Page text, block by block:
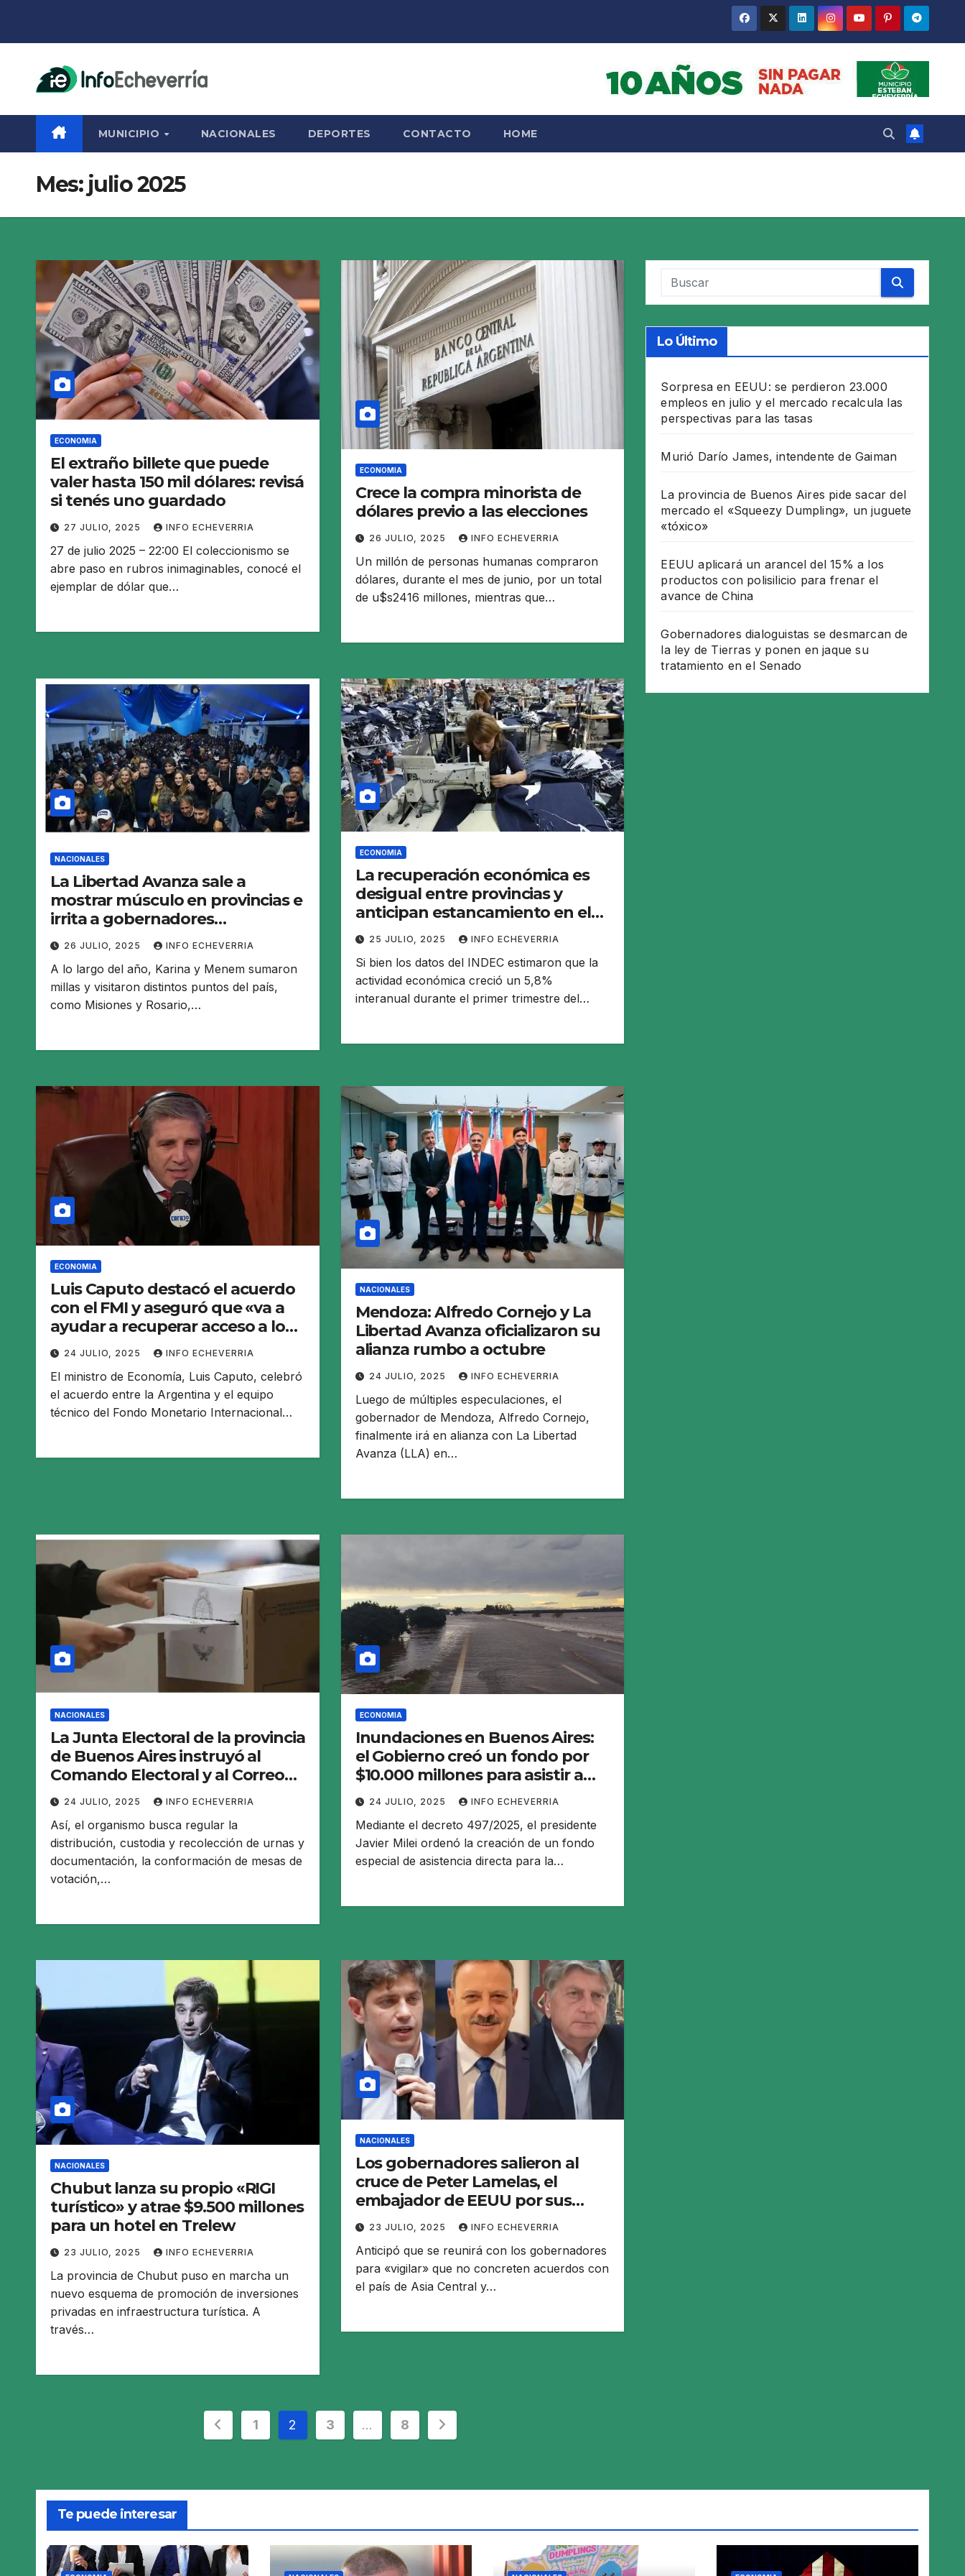
MUNICIPIO NACIONALES DEPORTES CONTACTO HOME
Mes: julio 2025
ECONOMIA
El extraño billete que puede
valer hasta 150 mil dólares: revisá
si tenés uno guardado
27 JULIO, 2025 INFO ECHEVERRIA
27 de julio 2025 – 22:00 El coleccionismo se
abre paso en rubros inimaginables, conocé el
ejemplar de dólar que…
ECONOMIA
Crece la compra minorista de
dólares previo a las elecciones
26 JULIO, 2025 INFO ECHEVERRIA
Un millón de personas humanas compraron
dólares, durante el mes de junio, por un total
de u$s2416 millones, mientras que…
NACIONALES
La Libertad Avanza sale a
mostrar músculo en provincias e
irrita a gobernadores
dialoguistas
26 JULIO, 2025 INFO ECHEVERRIA
A lo largo del año, Karina y Menem sumaron
millas y visitaron distintos puntos del país,
como Misiones y Rosario,…
ECONOMIA
La recuperación económica es
desigual entre provincias y
anticipan estancamiento en el
segundo trimestre
25 JULIO, 2025 INFO ECHEVERRIA
Si bien los datos del INDEC estimaron que la
actividad económica creció un 5,8%
interanual durante el primer trimestre del…
ECONOMIA
Luis Caputo destacó el acuerdo
con el FMI y aseguró que «va a
ayudar a recuperar acceso a los
mercados»
24 JULIO, 2025 INFO ECHEVERRIA
El ministro de Economía, Luis Caputo, celebró
el acuerdo entre la Argentina y el equipo
técnico del Fondo Monetario Internacional…
NACIONALES
Mendoza: Alfredo Cornejo y La
Libertad Avanza oficializaron su
alianza rumbo a octubre
24 JULIO, 2025 INFO ECHEVERRIA
Luego de múltiples especulaciones, el
gobernador de Mendoza, Alfredo Cornejo,
finalmente irá en alianza con La Libertad
Avanza (LLA) en…
NACIONALES
La Junta Electoral de la provincia
de Buenos Aires instruyó al
Comando Electoral y al Correo
Argentino de cara a los comicios
24 JULIO, 2025 INFO ECHEVERRIA
Así, el organismo busca regular la
distribución, custodia y recolección de urnas y
documentación, la conformación de mesas de
votación,…
ECONOMIA
Inundaciones en Buenos Aires:
el Gobierno creó un fondo por
$10.000 millones para asistir a
damnificados
24 JULIO, 2025 INFO ECHEVERRIA
Mediante el decreto 497/2025, el presidente
Javier Milei ordenó la creación de un fondo
especial de asistencia directa para la…
NACIONALES
Chubut lanza su propio «RIGI
turístico» y atrae $9.500 millones
para un hotel en Trelew
23 JULIO, 2025 INFO ECHEVERRIA
La provincia de Chubut puso en marcha un
nuevo esquema de promoción de inversiones
privadas en infraestructura turística. A
través…
NACIONALES
Los gobernadores salieron al
cruce de Peter Lamelas, el
embajador de EEUU por sus
dichos contra las provincias
23 JULIO, 2025 INFO ECHEVERRIA
Anticipó que se reunirá con los gobernadores
para «vigilar» que no concreten acuerdos con
el país de Asia Central y…
Paginación
entradas
1 2 3 … 8
Lo Último
Sorpresa en EEUU: se perdieron 23.000
empleos en julio y el mercado recalcula las
perspectivas para las tasas
Murió Darío James, intendente de Gaiman
La provincia de Buenos Aires pide sacar del
mercado el «Squeezy Dumpling», un juguete
«tóxico»
EEUU aplicará un arancel del 15% a los
productos con polisilicio para frenar el
avance de China
Gobernadores dialoguistas se desmarcan de
la ley de Tierras y ponen en jaque su
tratamiento en el Senado
Te puede interesar